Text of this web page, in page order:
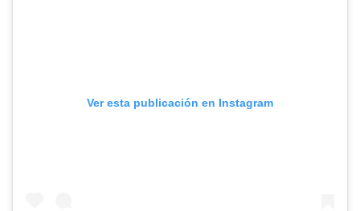
Ver esta publicación en Instagram